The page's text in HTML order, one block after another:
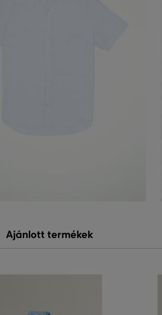
Ajánlott termékek